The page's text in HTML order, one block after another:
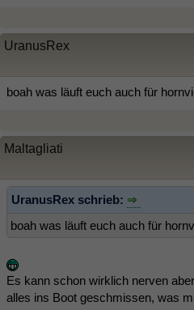
UranusRex
boah was läuft euch auch für
Maltagliati
UranusRex schrieb:
boah was läuft euch auch für
Es kann schon wirklich nerven
alles ins Boot geschmissen, was